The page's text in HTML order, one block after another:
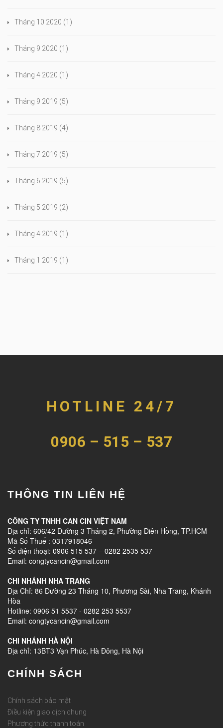
Tháng 10 2020 (1)
Tháng 9 2020 (1)
Tháng 4 2020 (1)
Tháng 9 2019 (5)
Tháng 8 2019 (4)
Tháng 7 2019 (5)
Tháng 6 2019 (5)
Tháng 5 2019 (2)
Tháng 4 2019 (1)
Tháng 1 2019 (1)
HOTLINE 24/7
0906 – 515 – 537
THÔNG TIN LIÊN HỆ
CÔNG TY TNHH CAN CIN VIỆT NAM
Địa chỉ: 606/42 Đường 3 Tháng 2, Phường Diên Hồng, TP.HCM
Mã Số Thuế : 0317918046
Số điện thoại: 0906 515 537 – 0282 2535 537
Email: congtycancin@gmail.com
CHI NHÁNH NHA TRANG
Địa Chỉ: 86 Đường 23 Tháng 10, Phương Sài, Nha Trang, Khánh
Hòa
Hotline: 0906 51 5537 - 0282 253 5537
Email: congtycancin@gmail.com
CHI NHÁNH HÀ NỘI
Địa chỉ: 13BT3 Vạn Phúc, Hà Đông, Hà Nội
CHÍNH SÁCH
Chính sách bảo mật
Điều kiện giao dịch chung
Phương thức thanh toán